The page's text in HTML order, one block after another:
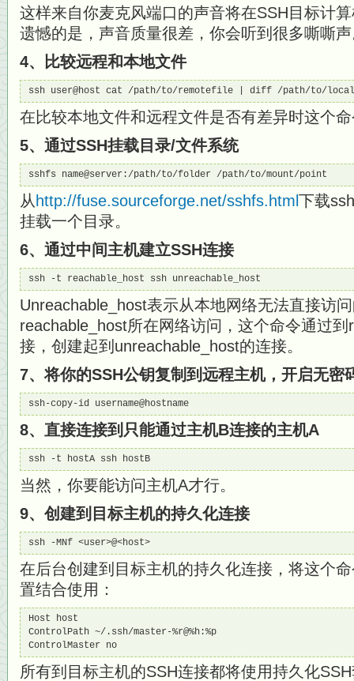
这样来自你麦克风端口的声音将在SSH目标计
遗憾的是，声音质量很差，你会听到很多嘶嘶
4、比较远程和本地文件
ssh user@host cat /path/to/remotefile | diff /path/to/
在比较本地文件和远程文件是否有差异时这个
5、通过SSH挂载目录/文件系统
sshfs name@server:/path/to/folder /path/to/mount/point
从 http://fuse.sourceforge.net/sshfs.html 下载
挂载一个目录。
6、通过中间主机建立SSH连接
ssh -t reachable_host ssh unreachable_host
Unreachable_host表示从本地网络无法直接访
reachable_host所在网络访问，这个命令通过到
接，创建起到unreachable_host的连接。
7、将你的SSH公钥复制到远程主机，开启无密
ssh-copy-id username@hostname
8、直接连接到只能通过主机B连接的主机A
ssh -t hostA ssh hostB
当然，你要能访问主机A才行。
9、创建到目标主机的持久化连接
ssh -MNf <user>@<host>
在后台创建到目标主机的持久化连接，将这个
置结合使用：
Host host
ControlPath ~/.ssh/master-%r@%h:%p
ControlMaster no
所有到目标主机的SSH连接都将使用持久化